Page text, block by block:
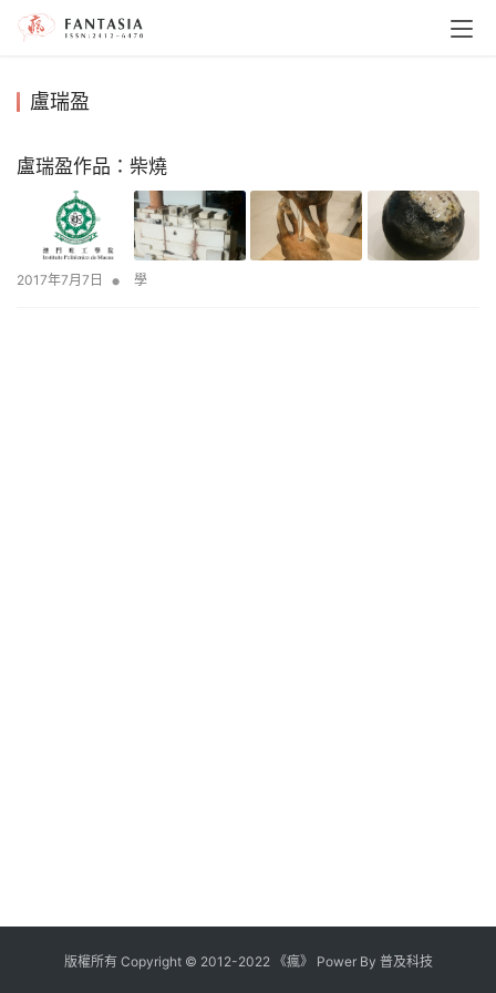
盧瑞盈
盧瑞盈作品：柴燒
2017年7月7日 • 學
版權所有 Copyright © 2012-2022《瘋》 Power By 普及科技